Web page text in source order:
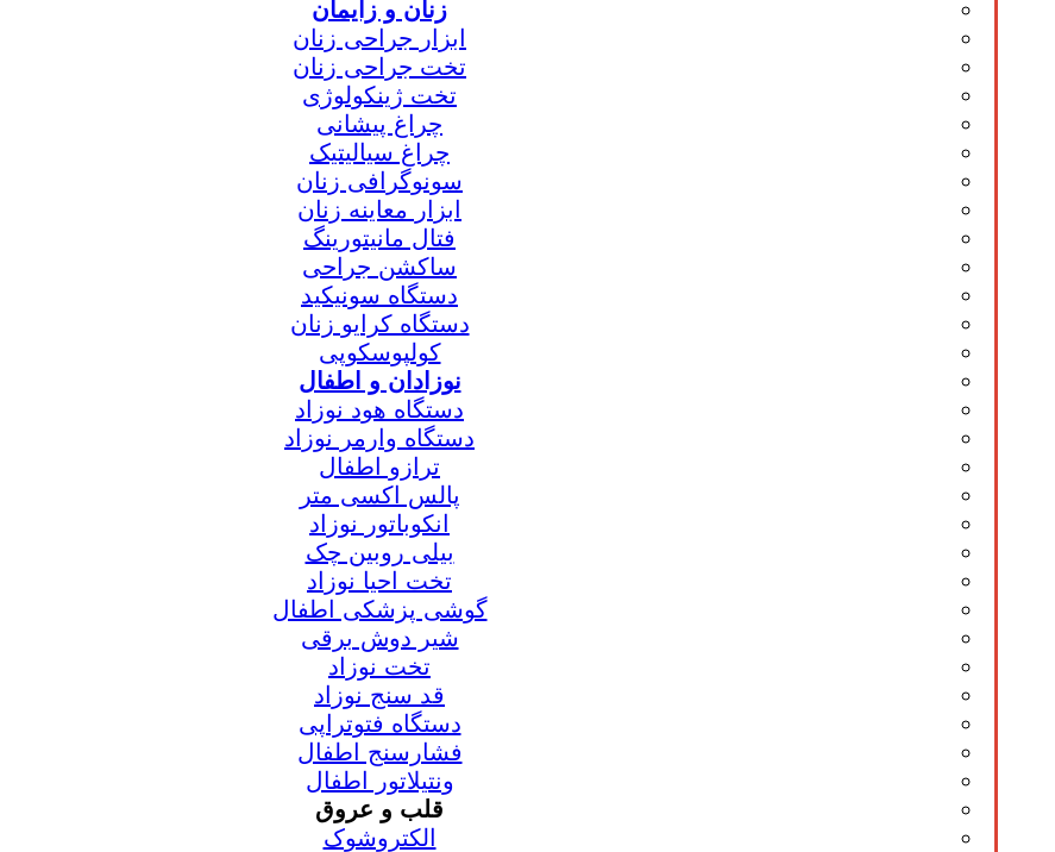
زنان و زایمان
ابزار جراحی زنان
تخت جراحی زنان
تخت ژینکولوژی
چراغ پیشانی
چراغ سیالیتیک
سونوگرافی زنان
ابزار معاینه زنان
فتال مانیتورینگ
ساکشن جراحی
دستگاه سونیکید
دستگاه کرایو زنان
کولپوسکوپی
نوزادان و اطفال
دستگاه هود نوزاد
دستگاه وارمر نوزاد
ترازو اطفال
پالس اکسی متر
انکوباتور نوزاد
بیلی روبین چک
تخت احیا نوزاد
گوشی پزشکی اطفال
شیر دوش برقی
تخت نوزاد
قد سنج نوزاد
دستگاه فتوتراپی
فشارسنج اطفال
ونتیلاتور اطفال
قلب و عروق
الکتروشوک